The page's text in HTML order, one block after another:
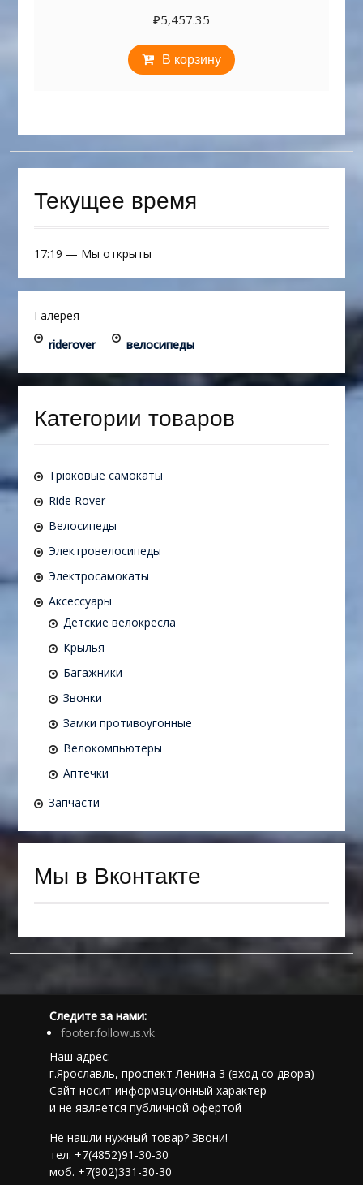
₽5,457.35
В корзину
Текущее время
17:19 — Мы открыты
Галерея
riderover
велосипеды
Категории товаров
Трюковые самокаты
Ride Rover
Велосипеды
Электровелосипеды
Электросамокаты
Аксессуары
Детские велокресла
Крылья
Багажники
Звонки
Замки противоугонные
Велокомпьютеры
Аптечки
Запчасти
Мы в Вконтакте
Следите за нами:
footer.followus.vk
Наш адрес:
г.Ярославль, проспект Ленина 3 (вход со двора)
Сайт носит информационный характер
и не является публичной офертой
Не нашли нужный товар? Звони!
тел. +7(4852)91-30-30
моб. +7(902)331-30-30